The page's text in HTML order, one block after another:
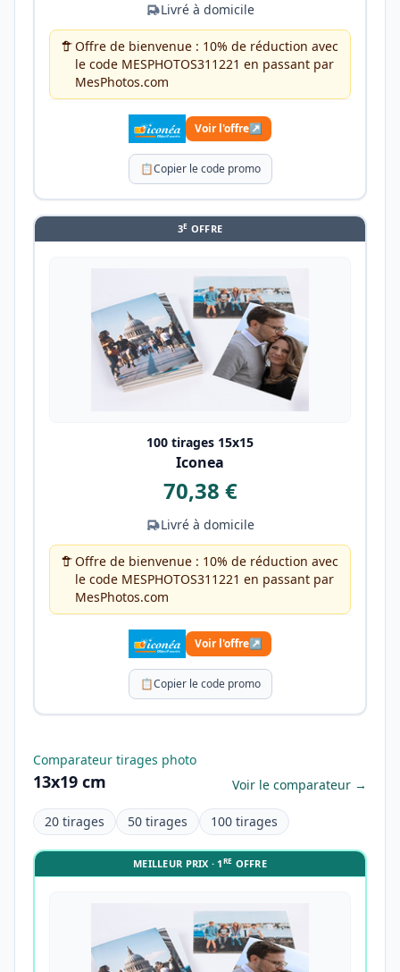
Livré à domicile
Offre de bienvenue : 10% de réduction avec
le code MESPHOTOS311221 en passant par
MesPhotos.com
Voir l'offre↗
📋Copier le code promo
3E OFFRE
100 tirages 15x15
Iconea
70,38 €
Livré à domicile
Offre de bienvenue : 10% de réduction avec
le code MESPHOTOS311221 en passant par
MesPhotos.com
Voir l'offre↗
📋Copier le code promo
Comparateur tirages photo
13x19 cm Voir le comparateur →
20 tirages 50 tirages 100 tirages
MEILLEUR PRIX · 1RE OFFRE